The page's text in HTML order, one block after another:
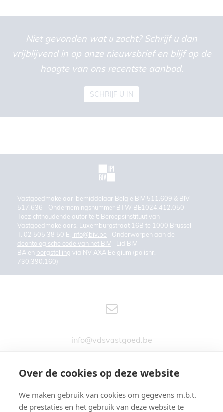
Niet gevonden wat u zocht? Schrijf u dan
vrijblijvend in op onze nieuwsbrief en blijf op de
hoogte van ons recentste aanbod.
SCHRIJF U IN
Vastgoedmakelaar-bemiddelaar België BIV 511.609 & BIV
517.636 - Ondernemingsnummer BTW BE1024.412.050
Toezichthoudende autoriteit: Beroepsinstituut van
Vastgoedmakelaars, Luxemburgstraat 16B te 1000 Brussel
T. 02 505 38 50 E. info@biv.be - Onderworpen aan de
deontologische code van het BIV - Lid BIV
BA en borgstelling via NV AXA Belgium (polisnr.
730.390.160)
info@vdsvastgoed.be
Stationsstraat 76
Over de cookies op deze website
We maken gebruik van cookies om gegevens m.b.t.
de prestaties en het gebruik van deze website te